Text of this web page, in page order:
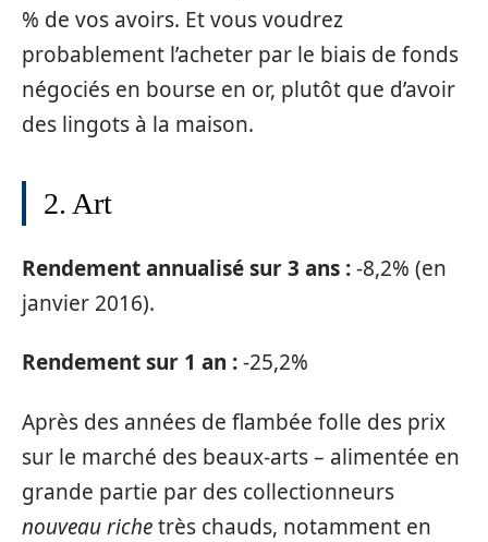
% de vos avoirs. Et vous voudrez
probablement l’acheter par le biais de fonds
négociés en bourse en or, plutôt que d’avoir
des lingots à la maison.
2. Art
Rendement annualisé sur 3 ans :-8,2% (en
janvier 2016).
Rendement sur 1 an :-25,2%
Après des années de flambée folle des prix
sur le marché des beaux-arts – alimentée en
grande partie par des collectionneurs
nouveau richetrès chauds, notamment en